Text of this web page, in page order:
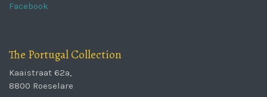
Facebook
The Portugal Collection
Kaaistraat 62a,
8800 Roeselare